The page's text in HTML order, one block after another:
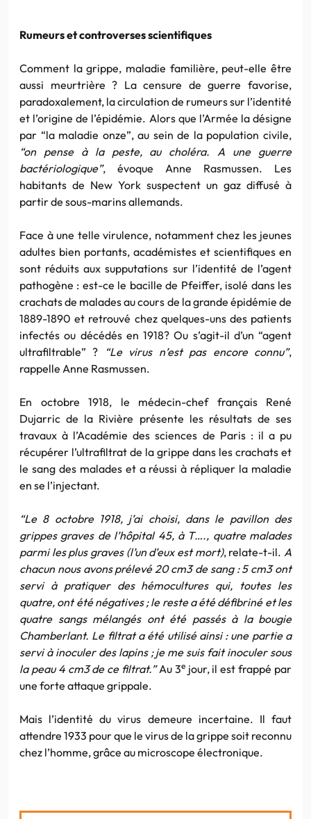
Rumeurs et controverses scientifiques
Comment la grippe, maladie familière, peut-elle être
aussi meurtrière ? La censure de guerre favorise,
paradoxalement, la circulation de rumeurs sur l’identité
et l’origine de l’épidémie. Alors que l’Armée la désigne
par “la maladie onze”, au sein de la population civile,
“on pense à la peste, au choléra. A une guerre
bactériologique”, évoque Anne Rasmussen. Les
habitants de New York suspectent un gaz diffusé à
partir de sous-marins allemands.
Face à une telle virulence, notamment chez les jeunes
adultes bien portants, académistes et scientifiques en
sont réduits aux supputations sur l’identité de l’agent
pathogène : est-ce le bacille de Pfeiffer, isolé dans les
crachats de malades au cours de la grande épidémie de
1889-1890 et retrouvé chez quelques-uns des patients
infectés ou décédés en 1918? Ou s’agit-il d’un “agent
ultrafiltrable” ?
“Le virus n’est pas encore connu”,
rappelle Anne Rasmussen.
En octobre 1918, le médecin-chef français René
Dujarric de la Rivière présente les résultats de ses
travaux à l’Académie des sciences de Paris : il a pu
récupérer l’ultrafiltrat de la grippe dans les crachats et
le sang des malades et a réussi à répliquer la maladie
en se l’injectant.
“Le 8 octobre 1918, j’ai choisi, dans le pavillon des
grippes graves de l’hôpital 45, à T…., quatre malades
parmi les plus graves (l’un d’eux est mort), relate-t-il. A
chacun nous avons prélevé 20 cm3 de sang : 5 cm3 ont
servi à pratiquer des hémocultures qui, toutes les
quatre, ont été négatives ; le reste a été défibriné et les
quatre sangs mélangés ont été passés à la bougie
Chamberlant. Le filtrat a été utilisé ainsi : une partie a
servi à inoculer des lapins ; je me suis fait inoculer sous
la peau 4 cm3 de ce filtrat.”Au 3ejour, il est frappé par
une forte attaque grippale.
Mais l’identité du virus demeure incertaine. Il faut
attendre 1933 pour que le virus de la grippe soit reconnu
chez l’homme, grâce au microscope électronique.